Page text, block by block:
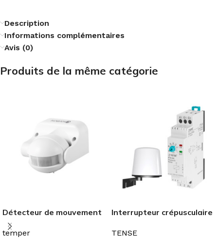
Description
Informations complémentaires
Avis (0)
Produits de la même catégorie
Détecteur de mouvement
mural 180°12m IP44
temper
Interrupteur crépusculaire
TENSE